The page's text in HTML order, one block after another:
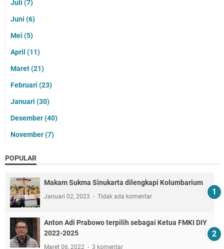
Juli (7)
Juni (6)
Mei (5)
April (11)
Maret(21)
Februari (23)
Januari (30)
Desember(40)
November(7)
POPULAR
Makam Sukma Sinukarta dilengkapi Kolumbarium
Januari 02, 2023 Tidak ada komentar
Anton Adi Prabowo terpilih sebagai Ketua FMKI DIY
2022-2025
Maret 06, 2022 3 komentar